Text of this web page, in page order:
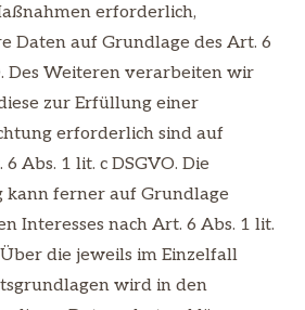
erforderlich,
Daten auf Grundlage des Art. 6
Des Weiteren verarbeiten wir
zur Erfüllung einer
erforderlich sind auf
Abs. 1 lit. c DSGVO. Die
ferner auf Grundlage
Interesses nach Art. 6 Abs. 1 lit.
die jeweils im Einzelfall
wird in den